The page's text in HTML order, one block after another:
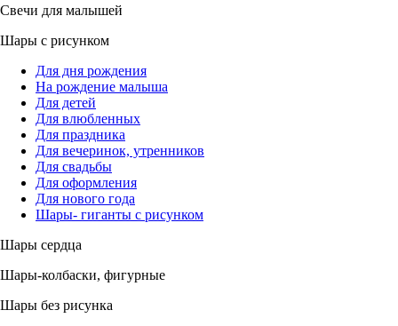
Свечи для малышей
Шары с рисунком
Для дня рождения
На рождение малыша
Для детей
Для влюбленных
Для праздника
Для вечеринок, утренников
Для свадьбы
Для оформления
Для нового года
Шары- гиганты с рисунком
Шары сердца
Шары-колбаски, фигурные
Шары без рисунка